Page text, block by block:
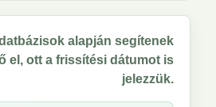
alapján segítenek
el, ott a frissítési dátumot is
jelezzük.